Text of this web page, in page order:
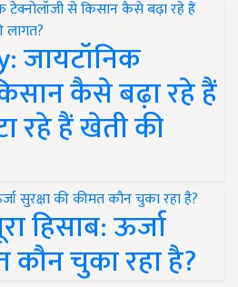
जायटॉनिक
कैसे बढ़ा रहे हैं
रहे हैं खेती की
हिसाब: ऊर्जा
कौन चुका रहा है?